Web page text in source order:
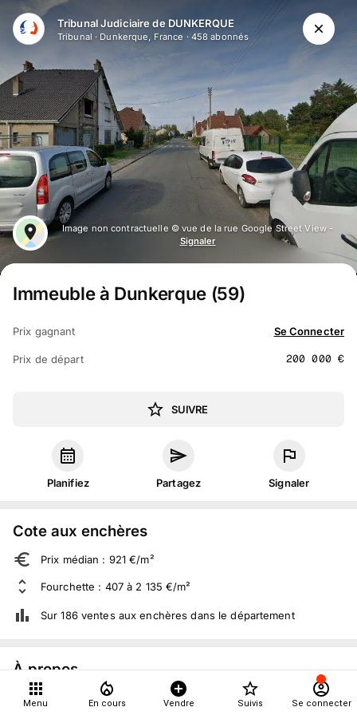
Aller au contenu principal
Tribunal Judiciaire de DUNKERQUE
Tribunal · Dunkerque, France · 458 abonnés
Image non contractuelle © vue de la rue Google Street View -
Signaler
Immeuble à Dunkerque (59)
Prix gagnant Se Connecter
Prix de départ 200 000 €
SUIVRE
Planifiez Partagez Signaler
Cote aux enchères
Prix médian : 921 €/m²
Fourchette : 407 à 2 135 €/m²
Sur 186 ventes aux enchères dans le département
À propos
Ven. 20 décembre 2013 à 09:30
Menu En cours Vendre Suivis Se connecter